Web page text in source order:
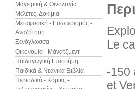
Μαγειρική & Οινολογία
Μελέτες, Δοκίμια
Μεταφυσική - Εσωτερισμός -
Αναζήτηση
Ξενόγλωσσα
Οικονομία - Μάνατζμεντ
Παιδαγωγική Επιστήμη
Παιδικά & Νεανικά Βιβλία
Περιοδικά - Κόμικς -
Le
-150
et